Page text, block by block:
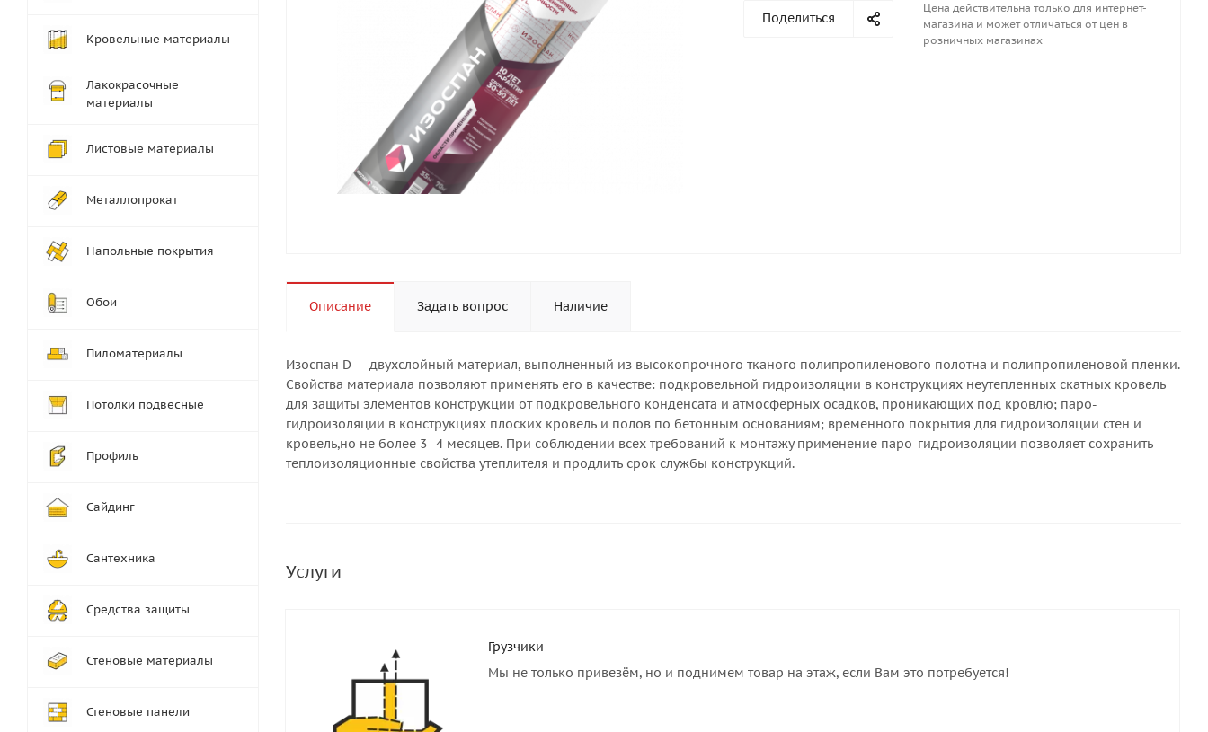
Поделиться
Цена действительна только для интернет-
магазина и может отличаться от цен в
розничных магазинах
Описание Задать вопрос Наличие
Изоспан D — двухслойный материал, выполненный из высокопрочного тканого полипропиленового полотна и полипропиленовой пленки.
Свойства материала позволяют применять его в качестве: подкровельной гидроизоляции в конструкциях неутепленных скатных кровель
для защиты элементов конструкции от подкровельного конденсата и атмосферных осадков, проникающих под кровлю; паро-
гидроизоляции в конструкциях плоских кровель и полов по бетонным основаниям; временного покрытия для гидроизоляции стен и
кровель,но не более 3–4 месяцев. При соблюдении всех требований к монтажу применение паро-гидроизоляции позволяет сохранить
теплоизоляционные свойства утеплителя и продлить срок службы конструкций.
Услуги
Грузчики
Мы не только привезём, но и поднимем товар на этаж, если Вам это потребуется!
Кровельные материалы
Лакокрасочные
материалы
Листовые материалы
Металлопрокат
Напольные покрытия
Обои
Пиломатериалы
Потолки подвесные
Профиль
Сайдинг
Сантехника
Средства защиты
Стеновые материалы
Стеновые панели